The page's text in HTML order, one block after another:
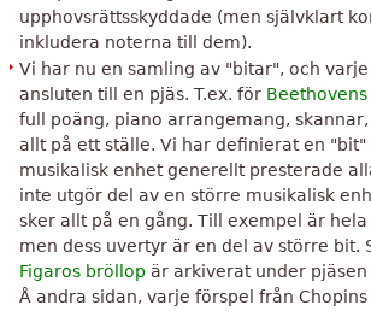
upphovsrättsskyddade (men självklart
inkludera noterna till dem).
Vi har nu en samling av "bitar", och
ansluten till en pjäs. T.ex. för
full poäng, piano arrangemang,
allt på ett ställe. Vi har definierat en "bit"
musikalisk enhet generellt presterade
inte utgör del av en större musikalisk
sker allt på en gång. Till exempel är
men dess uvertyr är en del av större bit.
Figaros bröllop är arkiverat under pjäsen
Å andra sidan, varje förspel från